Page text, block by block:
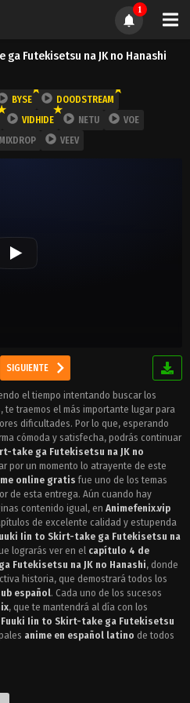
1
Futekisetsu na JK no Hanashi
BYSE
DOODSTREAM
VIDHIDE NETU
VOE
MIXDROP VEEV
SIGUIENTE
el tiempo intentando buscar los
traemos el más importante lugar para
dificultades. Por lo que, esperando
cómoda y satisfecha, podrás continuar
take ga Futekisetsu na JK no
por un momento lo atrayente de este
online gratis fue uno de los temas
de esta entrega. Aún cuando hay
contenido igual, en Animefenix.vip
de excelente calidad y estupenda
Iin to Skirt-take ga Futekisetsu na
lograrás ver en el capítulo 4 de
Futekisetsu na JK no Hanashi, donde
historia, que demostrará todos los
español. Cada uno de los sucesos
, que te mantendrá al día con los
Iin to Skirt-take ga Futekisetsu
anime en español latino de todos